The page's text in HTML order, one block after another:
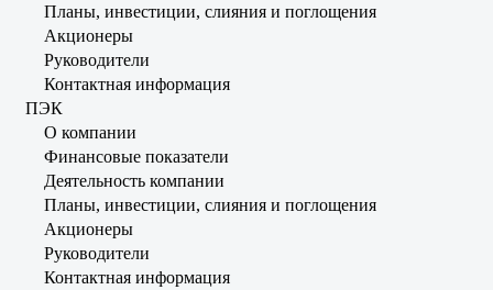
Планы, инвестиции, слияния и поглощения
Акционеры
Руководители
Контактная информация
ПЭК
О компании
Финансовые показатели
Деятельность компании
Планы, инвестиции, слияния и поглощения
Акционеры
Руководители
Контактная информация